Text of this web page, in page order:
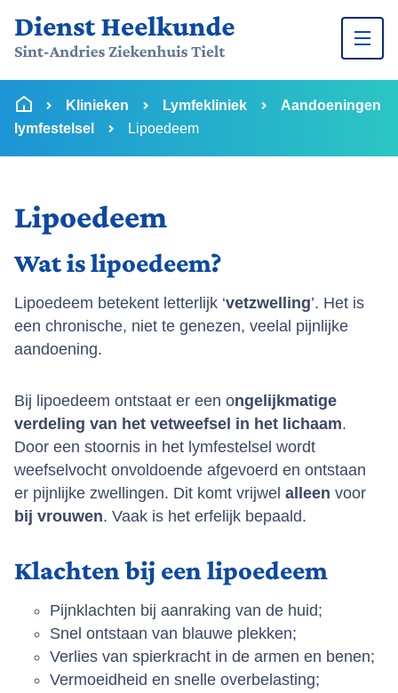
U bevindt zich hier:
van
StartpaginaKlinieken Lymfekliniek
Aandoeningen
lymfestelsel
Lipoedeem
Lipoedeem
Wat is lipoedeem?
Lipoedeem betekent letterlijk ‘vetzwelling’. Het is
een chronische, niet te genezen, veelal pijnlijke
aandoening.
Bij lipoedeem ontstaat er een ongelijkmatige
verdeling van het vetweefsel in het lichaam.
Door een stoornis in het lymfestelsel wordt
weefselvocht onvoldoende afgevoerd en ontstaan
er pijnlijke zwellingen. Dit komt vrijwel alleen voor
bij vrouwen. Vaak is het erfelijk bepaald.
Klachten bij een lipoedeem
Pijnklachten bij aanraking van de huid;
Snel ontstaan van blauwe plekken;
Verlies van spierkracht in de armen en benen;
Vermoeidheid en snelle overbelasting;